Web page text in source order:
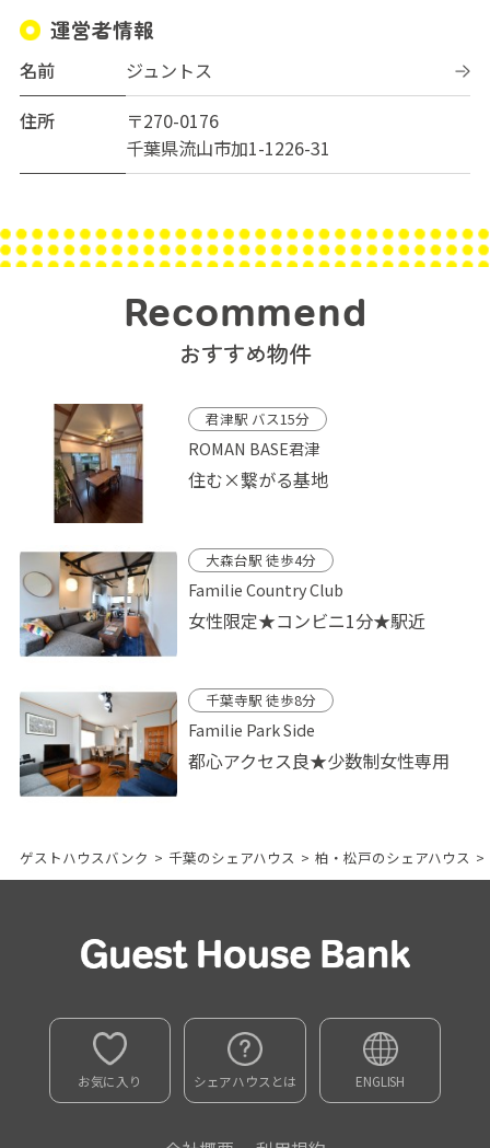
運営者情報
名前
ジュントス
住所
〒270-0176
千葉県流山市加1-1226-31
Recommend
おすすめ物件
君津駅 バス15分
ROMAN BASE君津
住む×繋がる基地
大森台駅 徒歩4分
Familie Country Club
女性限定★コンビニ1分★駅近
千葉寺駅 徒歩8分
Familie Park Side
都心アクセス良★少数制女性専用
ゲストハウスバンク > 千葉のシェアハウス > 柏・松戸のシェアハウス >
お気に入り シェアハウスとは ENGLISH